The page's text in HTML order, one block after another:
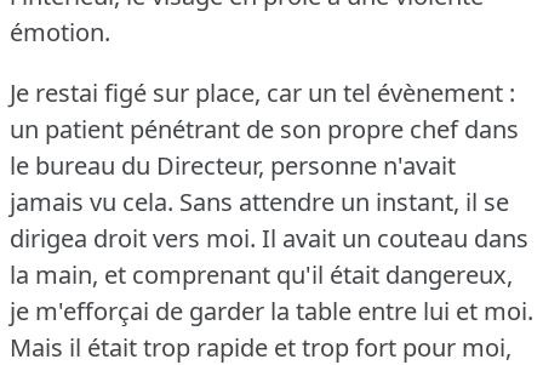
émotion.
Je restai figé sur place, car un tel évènement :
un patient pénétrant de son propre chef dans
le bureau du Directeur, personne n'avait
jamais vu cela. Sans attendre un instant, il se
dirigea droit vers moi. Il avait un couteau dans
la main, et comprenant qu'il était dangereux,
je m'efforçai de garder la table entre lui et moi.
Mais il était trop rapide et trop fort pour moi,